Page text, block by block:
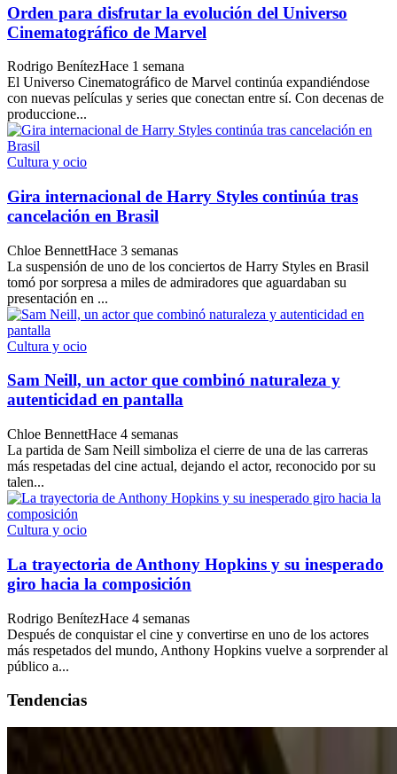
Orden para disfrutar la evolución del Universo
Cinematográfico de Marvel
Rodrigo BenítezHace 1 semana
El Universo Cinematográfico de Marvel continúa expandiéndose
con nuevas películas y series que conectan entre sí. Con decenas de
produccione...
Cultura y ocio
Gira internacional de Harry Styles continúa tras
cancelación en Brasil
Chloe BennettHace 3 semanas
La suspensión de uno de los conciertos de Harry Styles en Brasil
tomó por sorpresa a miles de admiradores que aguardaban su
presentación en ...
Cultura y ocio
Sam Neill, un actor que combinó naturaleza y
autenticidad en pantalla
Chloe BennettHace 4 semanas
La partida de Sam Neill simboliza el cierre de una de las carreras
más respetadas del cine actual, dejando el actor, reconocido por su
talen...
Cultura y ocio
La trayectoria de Anthony Hopkins y su inesperado
giro hacia la composición
Rodrigo BenítezHace 4 semanas
Después de conquistar el cine y convertirse en uno de los actores
más respetados del mundo, Anthony Hopkins vuelve a sorprender al
público a...
Tendencias